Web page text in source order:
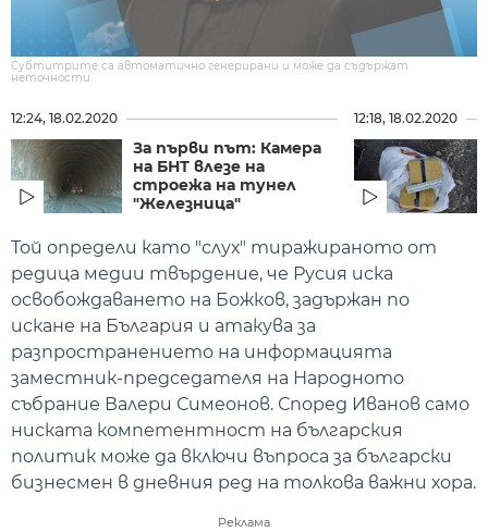
Субтитрите са автоматично генерирани и може да съдържат
неточности.
12:24, 18.02.2020
За първи път: Камера
на БНТ влезе на
строежа на тунел
"Железница"
12:18, 18.02.2020
Той определи като "слух" тиражираното от
редица медии твърдение, че Русия иска
освобождаването на Божков, задържан по
искане на България и атакува за
разпространението на информацията
заместник-председателя на Народното
събрание Валери Симеонов. Според Иванов само
ниската компетентност на българския
политик може да включи въпроса за български
бизнесмен в дневния ред на толкова важни хора.
Реклама